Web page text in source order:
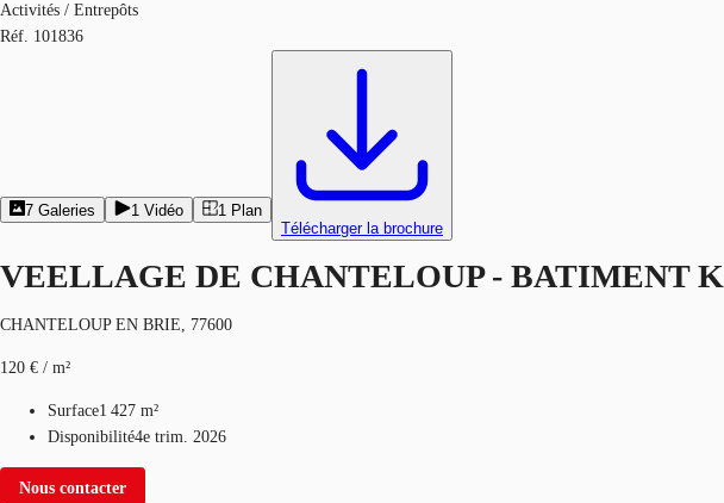
Activités / Entrepôts
Réf. 101836
7 Galeries 1 Vidéo 1 Plan
Télécharger la brochure
VEELLAGE DE CHANTELOUP - BATIMENT K
CHANTELOUP EN BRIE, 77600
120 € / m²
Surface1 427 m²
Disponibilité4e trim. 2026
Nous contacter